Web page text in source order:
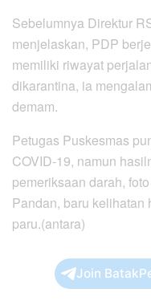
Sebelumnya Direktur
menjelaskan, PDP
memiliki riwayat
dikarantina, ia
demam.
Petugas Puskesmas
COVID-19, namun
pemeriksaan darah,
Pandan, baru
paru.(antara)
Join